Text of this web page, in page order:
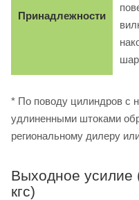
Принадлежности
* По поводу цилиндров с
удлиненными штоками
региональному дилеру
Выходное усилие
кгс)